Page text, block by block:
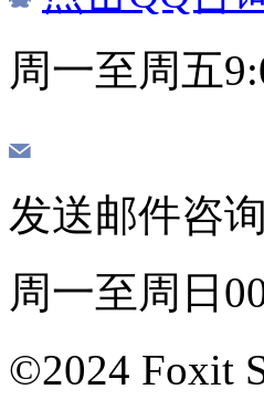
周一至周五
发送邮件咨询
周一至周日
©2024 Foxit